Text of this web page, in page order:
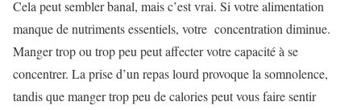
Cela peut sembler banal, mais c’est vrai. Si votre alimentation
manque de nutriments essentiels, votre concentration diminue.
Manger trop ou trop peu peut affecter votre capacité à se
concentrer. La prise d’un repas lourd provoque la somnolence,
tandis que manger trop peu de calories peut vous faire sentir